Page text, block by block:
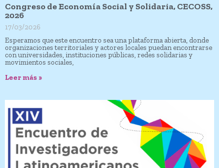
Congreso de Economía Social y Solidaria, CECOSS,
2026
17/03/2026
Esperamos que este encuentro sea una plataforma abierta, donde
organizaciones territoriales y actores locales puedan encontrarse
con universidades, instituciones públicas, redes solidarias y
movimientos sociales,
Leer más »